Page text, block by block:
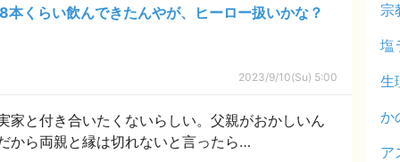
くらい飲んできたんやが、ヒーロー扱いかな？
2023/9/10(Su) 5:00
家と付き合いたくないらしい。父親がおかしいん
から両親と縁は切れないと言ったら…
宗
塩
生
か
ア